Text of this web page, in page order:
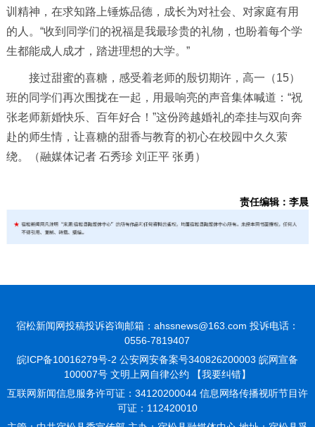
训精神，在求知路上锤炼品德，成长为对社会、对家庭有用
的人。“收到同学们的祝福是我最珍贵的礼物，也盼着每个学
生都能成人成才，踏进理想的大学。”
接过甜蜜的喜糖，感受着老师的殷切期许，高一（15）
班的同学们再次围拢在一起，用最响亮的声音集体喊道：“祝
张老师新婚快乐、百年好合！”这份跨越婚礼的牵挂与双向奔
赴的师生情，让喜糖的甜香与教育的初心在校园中久久萦
绕。（融媒体记者 石秀珍 刘正平 张勇）
责任编辑：李晨
宿松新闻网投稿投诉咨询邮箱：ahssnews@163.com 投诉电话：
0556-7819407
皖ICP备10016279号-2 公安网安备案号340826200003 皖网宣备
100007号 文明上网自律公约
【我要纠错】
互联网新闻信息服务许可证：34120200044 信息网络传播视听节目许
可证：112420010